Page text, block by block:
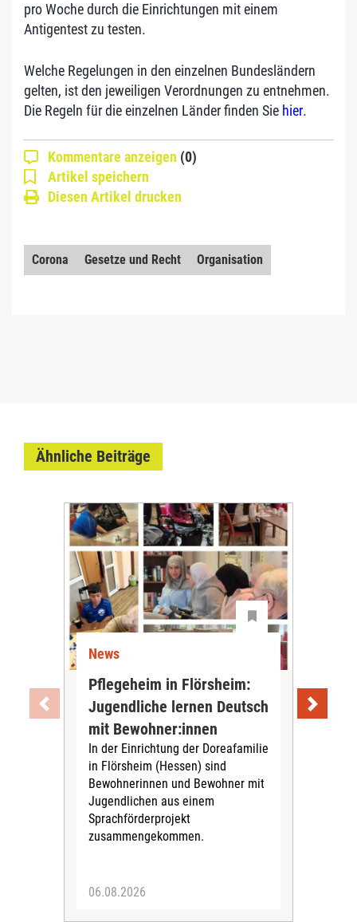
pro Woche durch die Einrichtungen mit einem
Antigentest zu testen.
Welche Regelungen in den einzelnen Bundesländern
gelten, ist den jeweiligen Verordnungen zu entnehmen.
Die Regeln für die einzelnen Länder finden Sie hier.
Kommentare anzeigen (0)
Artikel speichern
Diesen Artikel drucken
Corona Gesetze und Recht Organisation
Ähnliche Beiträge
News
Pflegeheim in Flörsheim:
Jugendliche lernen Deutsch
mit Bewohner:innen
In der Einrichtung der Doreafamilie
in Flörsheim (Hessen) sind
Bewohnerinnen und Bewohner mit
Jugendlichen aus einem
Sprachförderprojekt
zusammengekommen.
06.08.2026